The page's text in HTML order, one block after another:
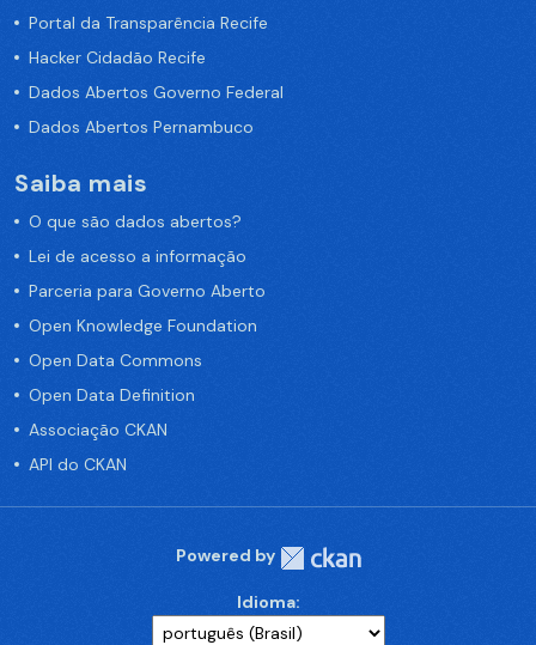
Portal da Transparência Recife
Hacker Cidadão Recife
Dados Abertos Governo Federal
Dados Abertos Pernambuco
Saiba mais
O que são dados abertos?
Lei de acesso a informação
Parceria para Governo Aberto
Open Knowledge Foundation
Open Data Commons
Open Data Definition
Associação CKAN
API do CKAN
Powered by
Idioma